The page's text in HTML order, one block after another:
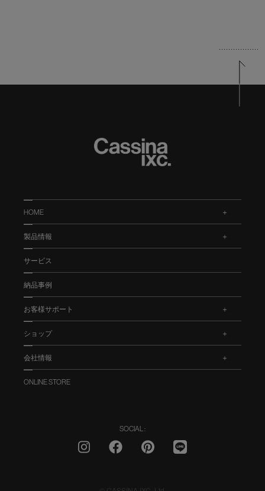
HOME
製品情報
サービス
納品事例
お客様サポート
ショップ
会社情報
ONLINE STORE
SOCIAL :